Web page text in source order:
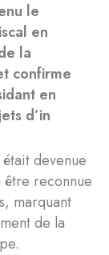
le
en
la
confirme
en
d’in
devenue
reconnue
marquant
de la